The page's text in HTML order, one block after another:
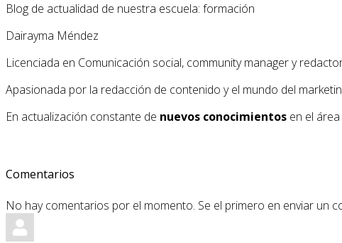
Blog de actualidad de nuestra escuela: formación
Dairayma Méndez
Licenciada en Comunicación social, community manager y
Apasionada por la redacción de contenido y el mundo del
En actualización constante de nuevos conocimientos en el
Comentarios
No hay comentarios por el momento. Se el primero en enviar un